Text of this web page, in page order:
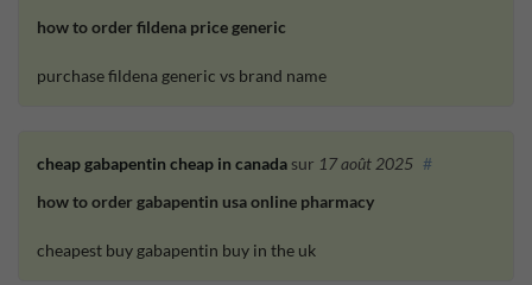
how to order fildena price generic
purchase fildena generic vs brand name
cheap gabapentin cheap in canada sur 17 août 2025 #
how to order gabapentin usa online pharmacy
cheapest buy gabapentin buy in the uk